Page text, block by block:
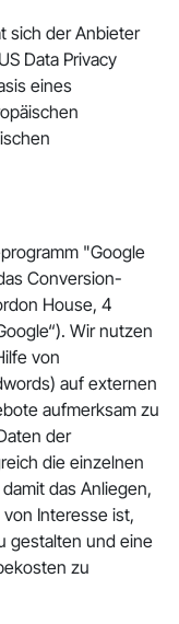
sich der Anbieter
Data Privacy
eines
"Google
Conversion-
House, 4
Wir nutzen
von
auf externen
aufmerksam zu
der
die einzelnen
das Anliegen,
Interesse ist,
gestalten und eine
zu